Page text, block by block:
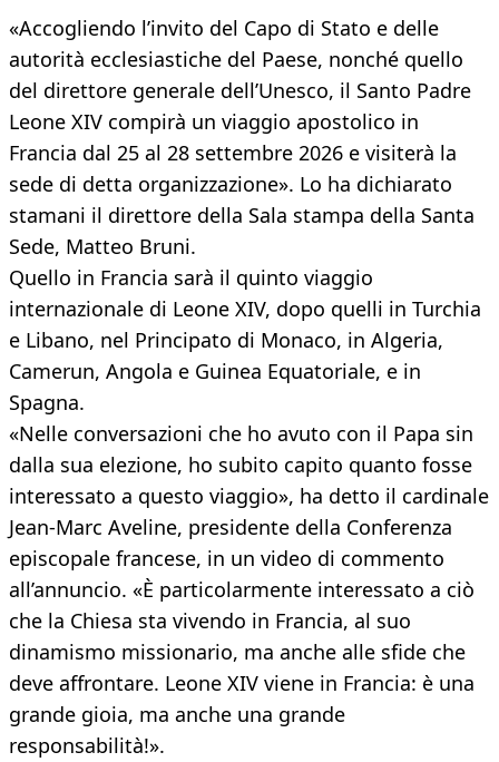
«Accogliendo l’invito del Capo di Stato e delle
autorità ecclesiastiche del Paese, nonché quello
del direttore generale dell’Unesco, il Santo Padre
Leone XIV compirà un viaggio apostolico in
Francia dal 25 al 28 settembre 2026 e visiterà la
sede di detta organizzazione». Lo ha dichiarato
stamani il direttore della Sala stampa della Santa
Sede, Matteo Bruni.
Quello in Francia sarà il quinto viaggio
internazionale di Leone XIV, dopo quelli in Turchia
e Libano, nel Principato di Monaco, in Algeria,
Camerun, Angola e Guinea Equatoriale, e in
Spagna.
«Nelle conversazioni che ho avuto con il Papa sin
dalla sua elezione, ho subito capito quanto fosse
interessato a questo viaggio», ha detto il cardinale
Jean-Marc Aveline, presidente della Conferenza
episcopale francese, in un video di commento
all’annuncio. «È particolarmente interessato a ciò
che la Chiesa sta vivendo in Francia, al suo
dinamismo missionario, ma anche alle sfide che
deve affrontare. Leone XIV viene in Francia: è una
grande gioia, ma anche una grande
responsabilità!».